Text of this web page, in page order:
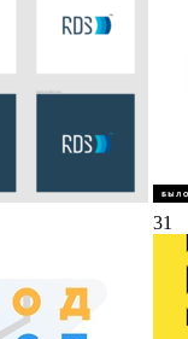
31